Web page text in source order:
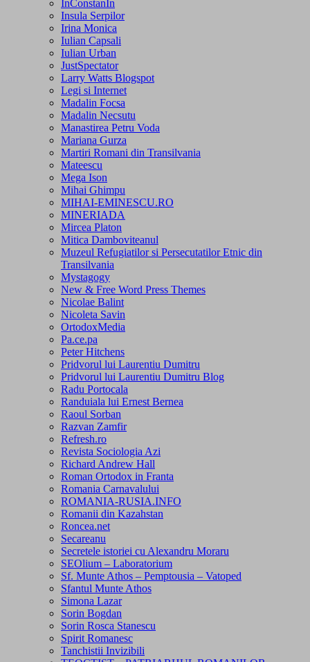
InConstanIn
Insula Serpilor
Irina Monica
Iulian Capsali
Iulian Urban
JustSpectator
Larry Watts Blogspot
Legi si Internet
Madalin Focsa
Madalin Necsutu
Manastirea Petru Voda
Mariana Gurza
Martiri Romani din Transilvania
Mateescu
Mega Ison
Mihai Ghimpu
MIHAI-EMINESCU.RO
MINERIADA
Mircea Platon
Mitica Damboviteanul
Muzeul Refugiatilor si Persecutatilor Etnic din
Transilvania
Mystagogy
New & Free Word Press Themes
Nicolae Balint
Nicoleta Savin
OrtodoxMedia
Pa.ce.pa
Peter Hitchens
Pridvorul lui Laurentiu Dumitru
Pridvorul lui Laurentiu Dumitru Blog
Radu Portocala
Randuiala lui Ernest Bernea
Raoul Sorban
Razvan Zamfir
Refresh.ro
Revista Sociologia Azi
Richard Andrew Hall
Roman Ortodox in Franta
Romania Carnavalului
ROMANIA-RUSIA.INFO
Romanii din Kazahstan
Roncea.net
Secareanu
Secretele istoriei cu Alexandru Moraru
SEOlium – Laboratorium
Sf. Munte Athos – Pemptousia – Vatoped
Sfantul Munte Athos
Simona Lazar
Sorin Bogdan
Sorin Rosca Stanescu
Spirit Romanesc
Tanchistii Invizibili